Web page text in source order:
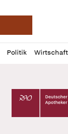
Deutsche
Politik Wirtschaft
Profil
öffnen
Daz
Pur
Deutscher